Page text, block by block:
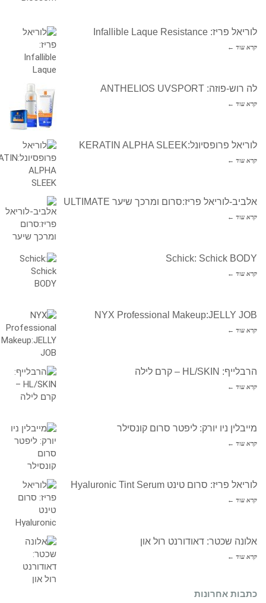
לוריאל פריז: Infallible Laque Resistance
קרא עוד ←
לה רוש-פוזה: ANTHELIOS UVSPORT
קרא עוד ←
לוריאל פרופסיונל:KERATIN ALPHA SLEEK
קרא עוד ←
אלביב-לוריאל פריז:סרום ומרכך שיער ULTIMATE
קרא עוד ←
Schick: Schick BODY
קרא עוד ←
NYX Professional Makeup:JELLY JOB
קרא עוד ←
הרבלייף: HL/SKIN – קרם לילה
קרא עוד ←
מייבלין ניו יורק: ליפטר סרום קונסילר
קרא עוד ←
לוריאל פריז: סרום טינט Hyaluronic Tint Serum
קרא עוד ←
אלונה שכטר: דאודורנט רול און
קרא עוד ←
כתבות אחרונות